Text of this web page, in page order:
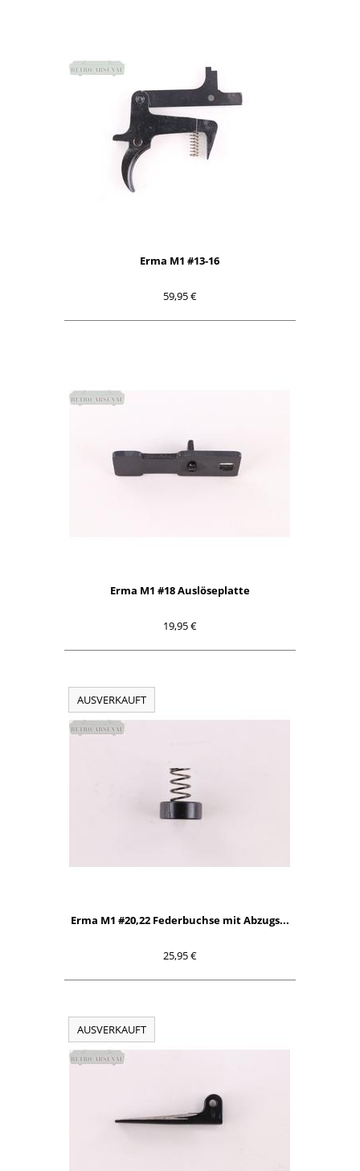
Erma M1 #13-16
59,95 €
Erma M1 #18 Auslöseplatte
19,95 €
AUSVERKAUFT
Erma M1 #20,22 Federbuchse mit Abzugs...
25,95 €
AUSVERKAUFT